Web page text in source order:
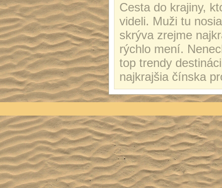
Cesta do krajiny,
videli. Muži tu
skrýva zrejme
rýchlo mení.
top trendy
najkrajšia čínska